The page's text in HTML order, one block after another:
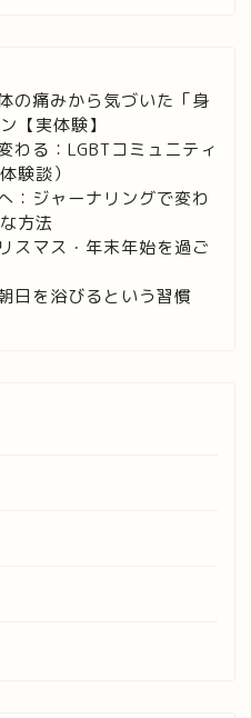
の痛みから気づいた「身
【実体験】
わる：LGBTコミュニティ
験談）
：ジャーナリングで変わ
方法
スマス・年末年始を過ご
日を浴びるという習慣